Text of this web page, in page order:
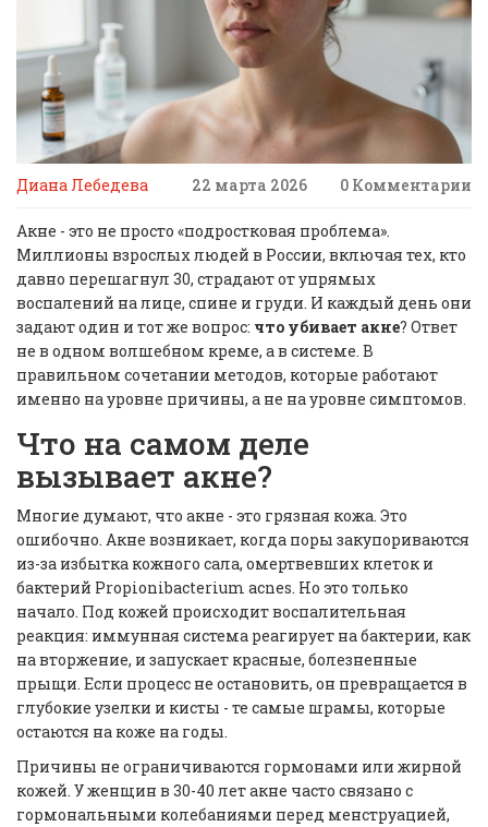
Диана Лебедева 22 марта 2026 0 Комментарии
Акне - это не просто «подростковая проблема».
Миллионы взрослых людей в России, включая тех, кто
давно перешагнул 30, страдают от упрямых
воспалений на лице, спине и груди. И каждый день они
задают один и тот же вопрос: что убивает акне? Ответ
не в одном волшебном креме, а в системе. В
правильном сочетании методов, которые работают
именно на уровне причины, а не на уровне симптомов.
Что на самом деле
вызывает акне?
Многие думают, что акне - это грязная кожа. Это
ошибочно. Акне возникает, когда поры закупориваются
из-за избытка кожного сала, омертвевших клеток и
бактерий Propionibacterium acnes. Но это только
начало. Под кожей происходит воспалительная
реакция: иммунная система реагирует на бактерии, как
на вторжение, и запускает красные, болезненные
прыщи. Если процесс не остановить, он превращается в
глубокие узелки и кисты - те самые шрамы, которые
остаются на коже на годы.
Причины не ограничиваются гормонами или жирной
кожей. У женщин в 30-40 лет акне часто связано с
гормональными колебаниями перед менструацией,